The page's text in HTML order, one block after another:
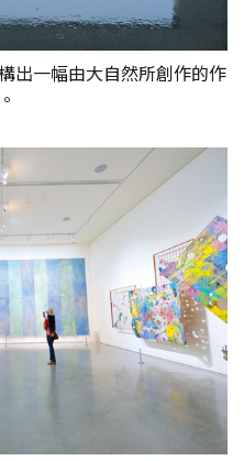
出一幅由大自然所創作的作